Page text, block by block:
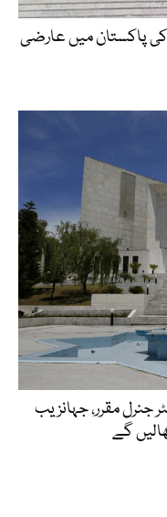
جرنیلوں کی پاکستان میں عارضی
جنرل مقرر، جہانزیب
گے